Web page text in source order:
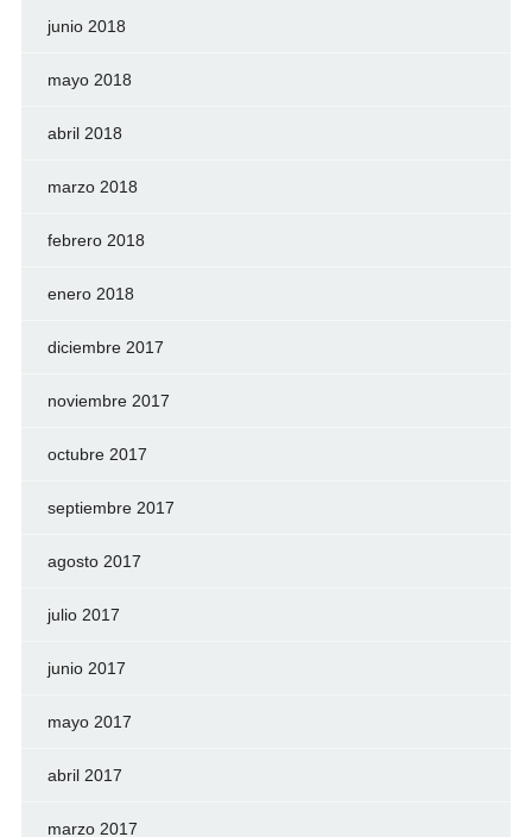
junio 2018
mayo 2018
abril 2018
marzo 2018
febrero 2018
enero 2018
diciembre 2017
noviembre 2017
octubre 2017
septiembre 2017
agosto 2017
julio 2017
junio 2017
mayo 2017
abril 2017
marzo 2017